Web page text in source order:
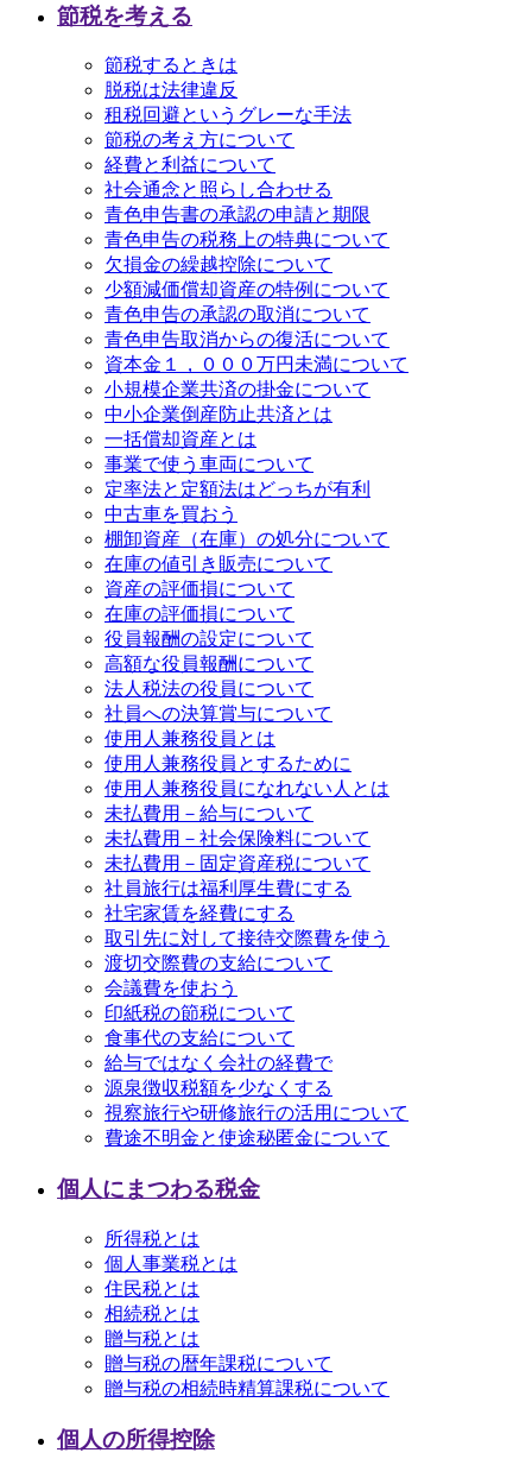
節税を考える
節税するときは
脱税は法律違反
租税回避というグレーな手法
節税の考え方について
経費と利益について
社会通念と照らし合わせる
青色申告書の承認の申請と期限
青色申告の税務上の特典について
欠損金の繰越控除について
少額減価償却資産の特例について
青色申告の承認の取消について
青色申告取消からの復活について
資本金１，０００万円未満について
小規模企業共済の掛金について
中小企業倒産防止共済とは
一括償却資産とは
事業で使う車両について
定率法と定額法はどっちが有利
中古車を買おう
棚卸資産（在庫）の処分について
在庫の値引き販売について
資産の評価損について
在庫の評価損について
役員報酬の設定について
高額な役員報酬について
法人税法の役員について
社員への決算賞与について
使用人兼務役員とは
使用人兼務役員とするために
使用人兼務役員になれない人とは
未払費用－給与について
未払費用－社会保険料について
未払費用－固定資産税について
社員旅行は福利厚生費にする
社宅家賃を経費にする
取引先に対して接待交際費を使う
渡切交際費の支給について
会議費を使おう
印紙税の節税について
食事代の支給について
給与ではなく会社の経費で
源泉徴収税額を少なくする
視察旅行や研修旅行の活用について
費途不明金と使途秘匿金について
個人にまつわる税金
所得税とは
個人事業税とは
住民税とは
相続税とは
贈与税とは
贈与税の暦年課税について
贈与税の相続時精算課税について
個人の所得控除